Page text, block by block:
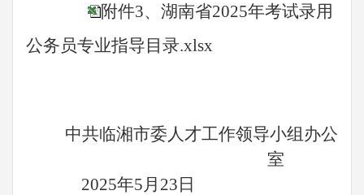
附件3、湖南省2025年考试录用
公务员专业指导目录.xlsx
中共临湘市委人才工作领导小组办公
室
2025年5 月23 日